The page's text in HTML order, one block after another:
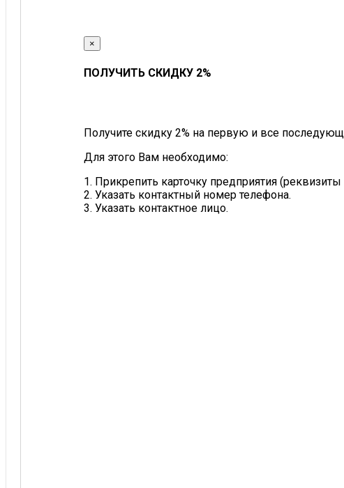
×
ПОЛУЧИТЬ СКИДКУ 2%
Получите скидку 2% на первую и все
Для этого Вам необходимо:
1. Прикрепить карточку предприятия
2. Указать контактный номер телефона.
3. Указать контактное лицо.